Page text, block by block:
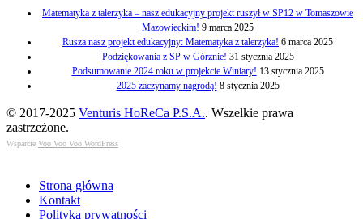
Matematyka z talerzyka – nasz edukacyjny projekt ruszył w SP12 w Tomaszowie
Mazowieckim! 9 marca 2025
Rusza nasz projekt edukacyjny: Matematyka z talerzyka! 6 marca 2025
Podziękowania z SP w Górznie! 31 stycznia 2025
Podsumowanie 2024 roku w projekcie Winiary! 13 stycznia 2025
2025 zaczynamy nagrodą! 8 stycznia 2025
© 2017-2025 Venturis HoReCa P.S.A.. Wszelkie prawa
zastrzeżone.
Wsparcie Voo Voo Voo WordPress
Strona główna
Kontakt
Polityka prywatności